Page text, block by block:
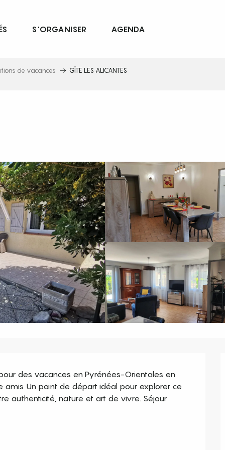
S'ORGANISER AGENDA
de vacances GÎTE LES ALICANTES
des vacances en Pyrénées-Orientales en
Un point de départ idéal pour explorer ce
authenticité, nature et art de vivre. Séjour